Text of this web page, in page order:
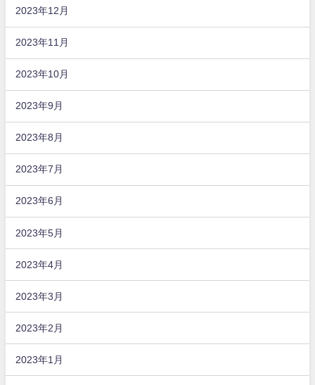
2023年12月
2023年11月
2023年10月
2023年9月
2023年8月
2023年7月
2023年6月
2023年5月
2023年4月
2023年3月
2023年2月
2023年1月